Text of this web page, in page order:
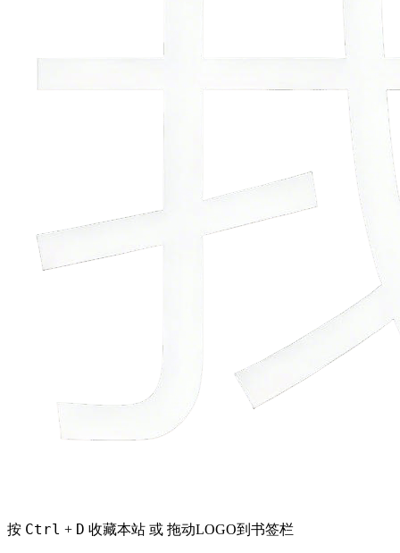
按 Ctrl + D 收藏本站 或 拖动LOGO到书签栏